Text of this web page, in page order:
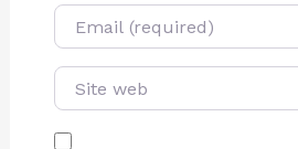
E-mail
Site web